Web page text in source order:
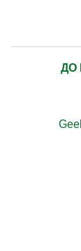
ДО